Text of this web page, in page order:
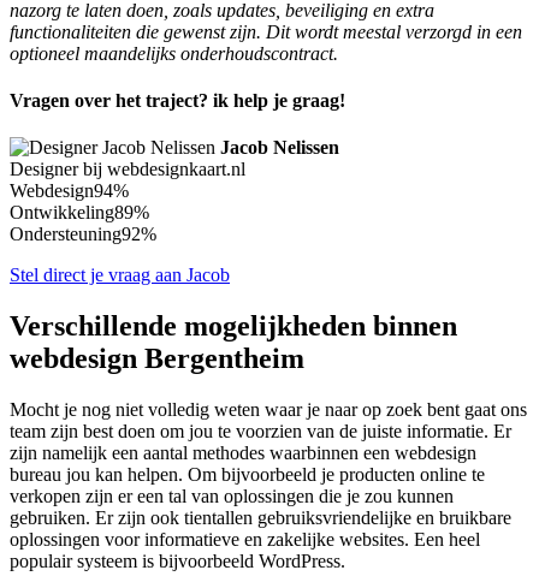
nazorg te laten doen, zoals updates, beveiliging en extra
functionaliteiten die gewenst zijn. Dit wordt meestal verzorgd in een
optioneel maandelijks onderhoudscontract.
Vragen over het traject? ik help je graag!
Jacob Nelissen
Designer bij webdesignkaart.nl
Webdesign94%
Ontwikkeling89%
Ondersteuning92%
Stel direct je vraag aan Jacob
Verschillende mogelijkheden binnen
webdesign Bergentheim
Mocht je nog niet volledig weten waar je naar op zoek bent gaat ons
team zijn best doen om jou te voorzien van de juiste informatie. Er
zijn namelijk een aantal methodes waarbinnen een webdesign
bureau jou kan helpen. Om bijvoorbeeld je producten online te
verkopen zijn er een tal van oplossingen die je zou kunnen
gebruiken. Er zijn ook tientallen gebruiksvriendelijke en bruikbare
oplossingen voor informatieve en zakelijke websites. Een heel
populair systeem is bijvoorbeeld WordPress.